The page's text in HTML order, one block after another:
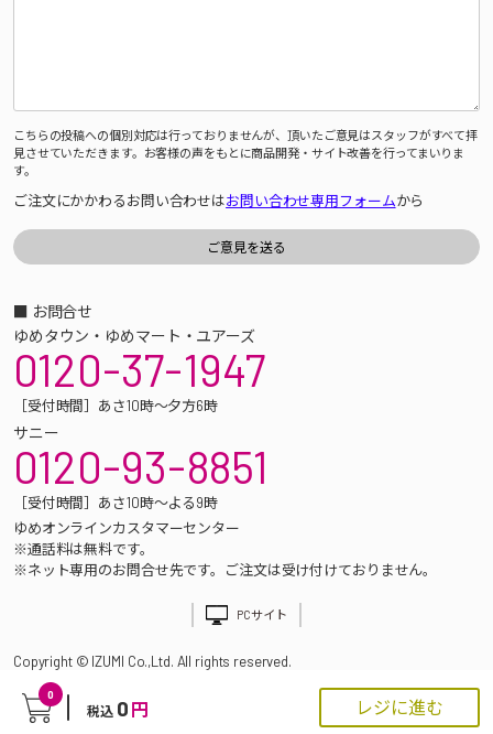
0
税込 0 円 レジに進む
こちらの投稿への個別対応は行っておりませんが、頂いたご意見はスタッフがすべて拝
見させていただきます。お客様の声をもとに商品開発・サイト改善を行ってまいりま
す。
ご注文にかかわるお問い合わせはお問い合わせ専用フォームから
■ お問合せ
ゆめタウン・ゆめマート・ユアーズ
0120-37-1947
［受付時間］あさ10時～夕方6時
サニー
0120-93-8851
［受付時間］あさ10時～よる9時
ゆめオンラインカスタマーセンター
※通話料は無料です。
※ネット専用のお問合せ先です。ご注文は受け付けておりません。
PCサイト
Copyright © IZUMI Co.,Ltd. All rights reserved.